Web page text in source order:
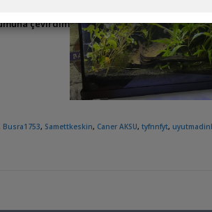
çevirdim
Busra1753, Samettkeskin, Caner AKSU,tyfnnfyt,